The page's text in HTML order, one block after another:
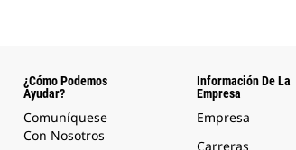
¿Cómo Podemos
Ayudar?
Comuníquese
Con Nosotros
Información De La
Empresa
Empresa
Carreras